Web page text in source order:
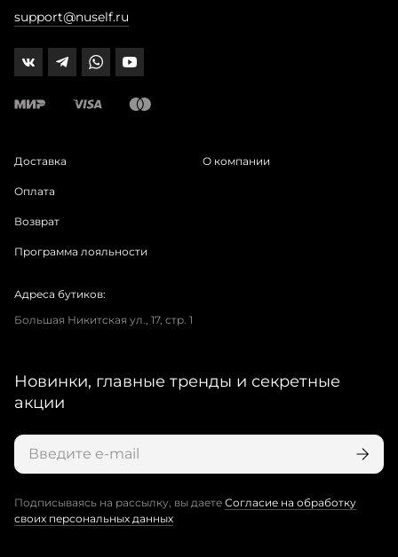
support@nuself.ru
Доставка
Оплата
Возврат
Программа лояльности
О компании
Адреса бутиков:
Большая Никитская ул., 17, стр. 1
Новинки, главные тренды и секретные
акции
Подписываясь на рассылку, вы даете Согласие на обработку
своих персональных данных